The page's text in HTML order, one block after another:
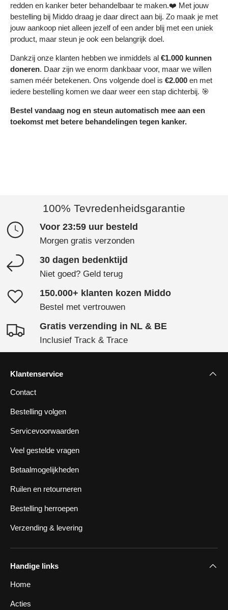
redden en kanker beter behandelbaar te maken.❤️ Met jouw
bestelling bij Middo draag je daar direct aan bij. Zo maak je met
jouw aankoop niet alleen jezelf of een ander blij met een uniek
product, maar steun je ook een belangrijk doel.
Dankzij onze klanten hebben we inmiddels al €1.000 kunnen
doneren. Daar zijn we enorm dankbaar voor, maar we willen
samen méér betekenen. Ons volgende doel is €2.000 en met
iedere bestelling komen we daar weer een stap dichterbij. 🎯
Bestel vandaag nog en steun automatisch mee aan een
toekomst met betere behandelingen tegen kanker.
100% Tevredenheidsgarantie
Voor 23:59 uur besteld
Morgen gratis verzonden
30 dagen bedenktijd
Niet goed? Geld terug
150.000+ klanten kozen Middo
Bestel met vertrouwen
Gratis verzending in NL & BE
Inclusief Track & Trace
Klantenservice
Contact
Bestelling volgen
Servicevoorwaarden
Veel gestelde vragen
Betaalmogelijkheden
Ruilen en retourneren
Bestelling herroepen
Verzending & levering
Handige links
Home
Acties